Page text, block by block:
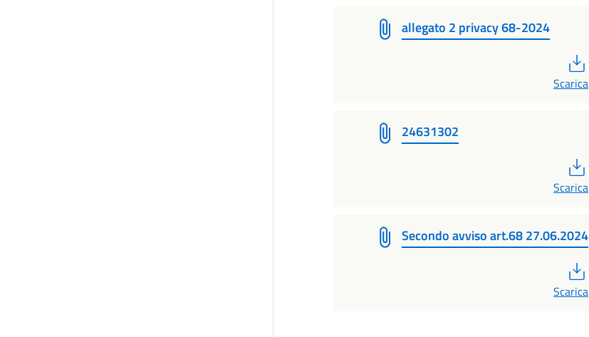
allegato 2 privacy 68-2024
Scarica
24631302
Scarica
Secondo avviso art.68 27.06.2024
Scarica